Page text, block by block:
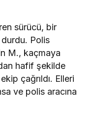
sürücü, bir
Polis
M., kaçmaya
hafif şekilde
çağrıldı. Elleri
ve polis aracına